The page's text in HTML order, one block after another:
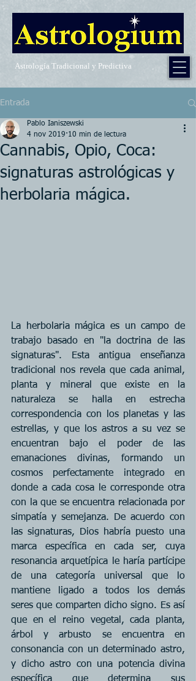
Astrología Tradicional y Predictiva
Entrada
Cannabis, Opio, Coca:
signaturas astrológicas y
herbolaria mágica.
Pablo Ianiszewski
4 nov 2019 10 min de lectura
La herbolaria mágica es un campo de
trabajo basado en "la doctrina de las
signaturas". Esta antigua enseñanza
tradicional nos revela que cada animal,
planta y mineral que existe en la
naturaleza se halla en estrecha
correspondencia con los planetas y las
estrellas, y que los astros a su vez se
encuentran bajo el poder de las
emanaciones divinas, formando un
cosmos perfectamente integrado en
donde a cada cosa le corresponde otra
con la que se encuentra relacionada por
simpatía y semejanza. De acuerdo con
las signaturas, Dios habría puesto una
marca específica en cada ser, cuya
resonancia arquetípica le haría partícipe
de una categoría universal que lo
mantiene ligado a todos los demás
seres que comparten dicho signo. Es así
que en el reino vegetal, cada planta,
árbol y arbusto se encuentra en
consonancia con un determinado astro,
y dicho astro con una potencia divina
específica que determina sus